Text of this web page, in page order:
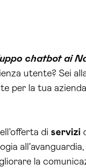
chatbot ai
utente? Sei
per la tua
di servizi
la